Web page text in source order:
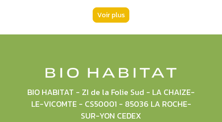
Voir plus
BIO HABITAT - ZI de la Folie Sud - LA CHAIZE-
LE-VICOMTE - CS50001 - 85036 LA ROCHE-
SUR-YON CEDEX